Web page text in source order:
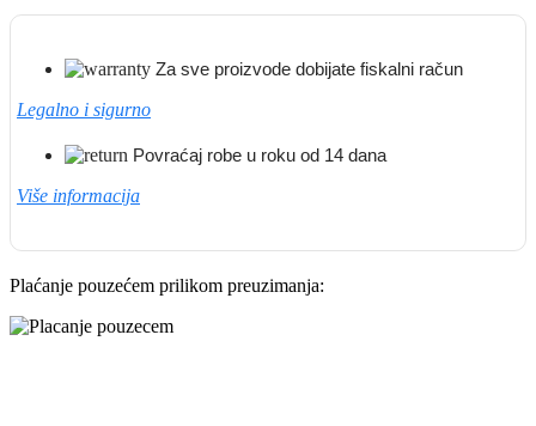
Za sve proizvode dobijate fiskalni račun
Legalno i sigurno
Povraćaj robe u roku od 14 dana
Više informacija
Plaćanje pouzećem prilikom preuzimanja: